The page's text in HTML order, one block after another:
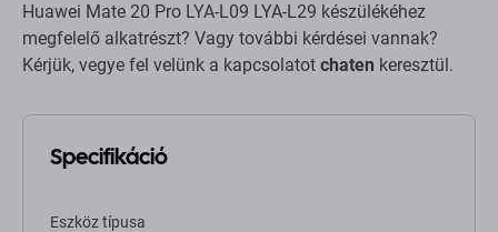
Huawei Mate 20 Pro LYA-L09 LYA-L29 készülékéhez
megfelelő alkatrészt? Vagy további kérdései vannak?
Kérjük, vegye fel velünk a kapcsolatot chaten keresztül.
Specifikáció
Eszköz típusa